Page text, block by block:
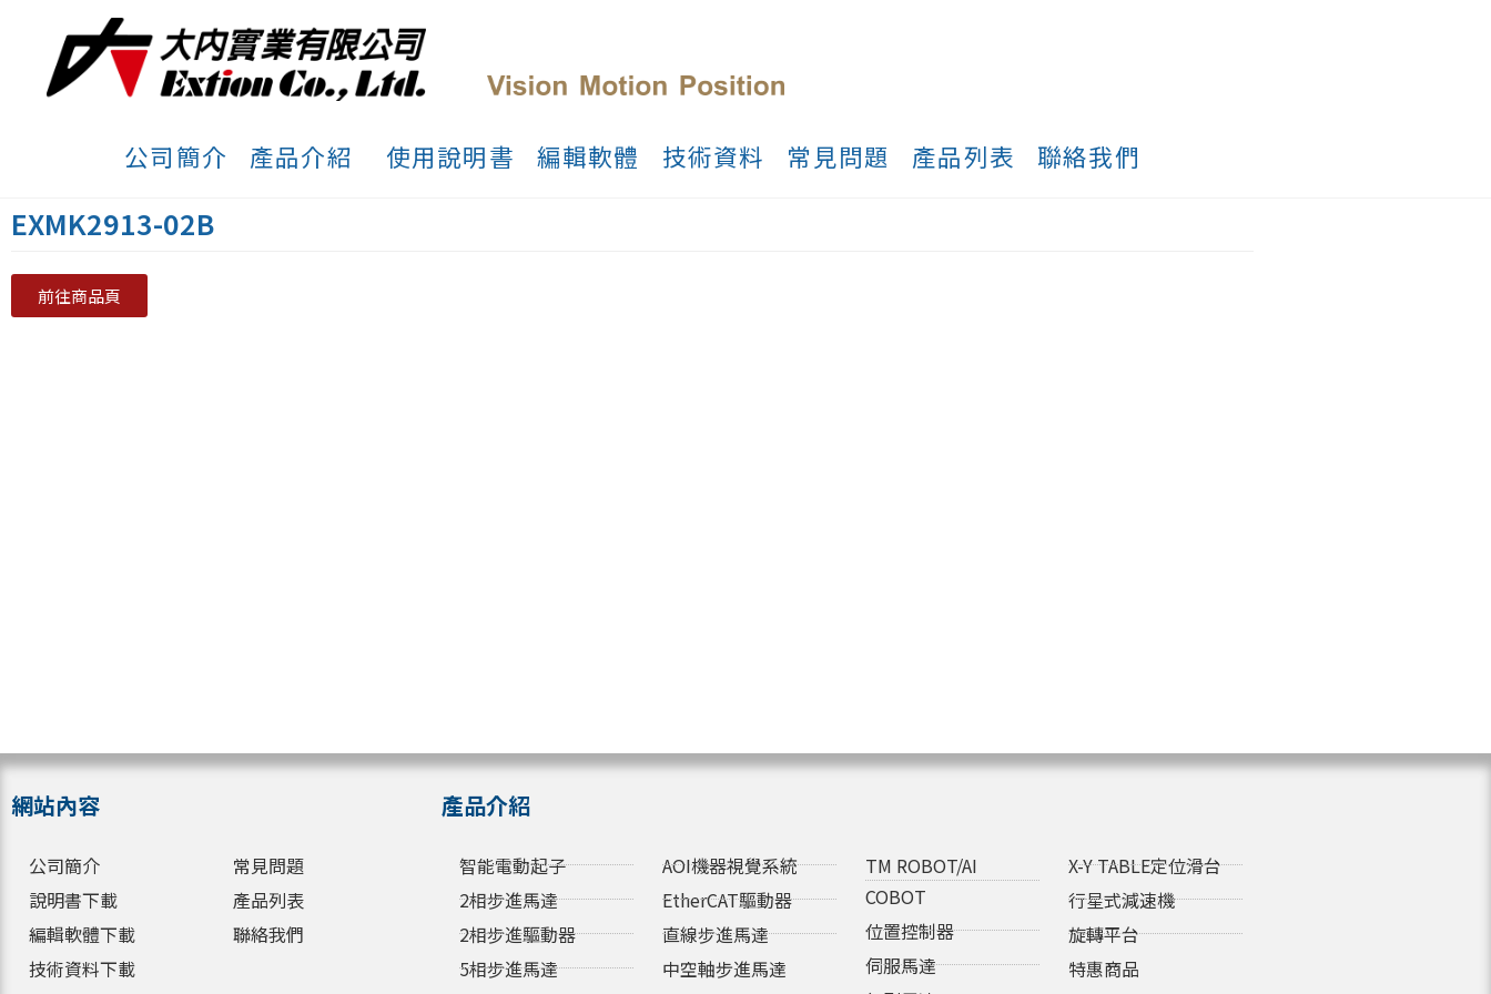
公司簡介 產品介紹 使用說明書 編輯軟體 技術資料 常見問題 產品列表 聯絡我們
EXMK2913-02B
前往商品頁
網站內容
公司簡介
說明書下載
編輯軟體下載
技術資料下載
常見問題
產品列表
聯絡我們
產品介紹
智能電動起子
2相步進馬達
2相步進驅動器
5相步進馬達
AOI機器視覺系統
EtherCAT驅動器
直線步進馬達
中空軸步進馬達
TM ROBOT/AI
COBOT
位置控制器
伺服馬達
X-Y TABLE定位滑台
行星式減速機
旋轉平台
特惠商品